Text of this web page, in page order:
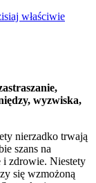
właściwie
wyzwiska,
nierzadko trwają
szans na
i zdrowie. Niestety
się wzmożoną